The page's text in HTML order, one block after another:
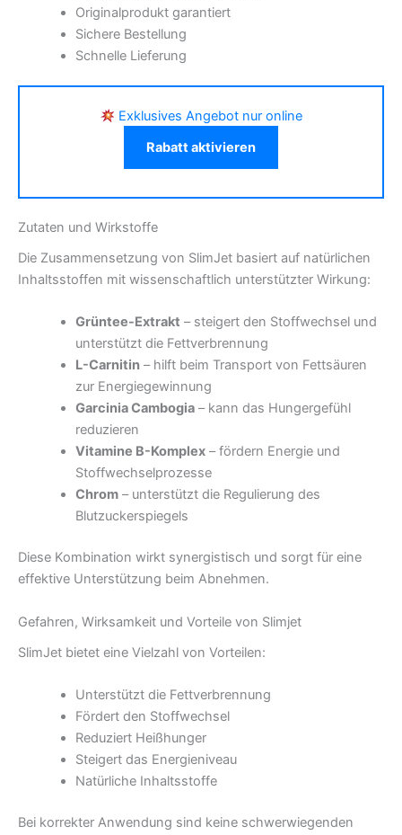
Originalprodukt garantiert
Sichere Bestellung
Schnelle Lieferung
Exklusives Angebot nur online
Rabatt aktivieren
Zutaten und Wirkstoffe
Die Zusammensetzung von SlimJet basiert auf natürlichen
Inhaltsstoffen mit wissenschaftlich unterstützter Wirkung:
Grüntee-Extrakt – steigert den Stoffwechsel und
unterstützt die Fettverbrennung
L-Carnitin– hilft beim Transport von Fettsäuren
zur Energiegewinnung
Garcinia Cambogia– kann das Hungergefühl
reduzieren
Vitamine B-Komplex– fördern Energie und
Stoffwechselprozesse
Chrom– unterstützt die Regulierung des
Blutzuckerspiegels
Diese Kombination wirkt synergistisch und sorgt für eine
effektive Unterstützung beim Abnehmen.
Gefahren, Wirksamkeit und Vorteile von Slimjet
SlimJet bietet eine Vielzahl von Vorteilen:
Unterstützt die Fettverbrennung
Fördert den Stoffwechsel
Reduziert Heißhunger
Steigert das Energieniveau
Natürliche Inhaltsstoffe
Bei korrekter Anwendung sind keine schwerwiegenden